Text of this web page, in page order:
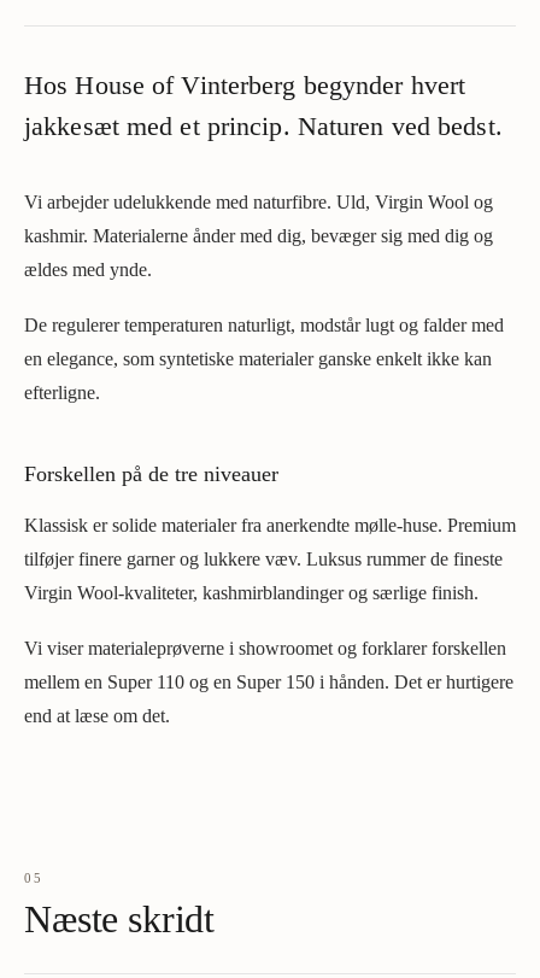
Hos House of Vinterberg begynder hvert
jakkesæt med et princip. Naturen ved bedst.
Vi arbejder udelukkende med naturfibre. Uld, Virgin Wool og
kashmir. Materialerne ånder med dig, bevæger sig med dig og
ældes med ynde.
De regulerer temperaturen naturligt, modstår lugt og falder med
en elegance, som syntetiske materialer ganske enkelt ikke kan
efterligne.
Forskellen på de tre niveauer
Klassisk er solide materialer fra anerkendte mølle-huse. Premium
tilføjer finere garner og lukkere væv. Luksus rummer de fineste
Virgin Wool-kvaliteter, kashmirblandinger og særlige finish.
Vi viser materialeprøverne i showroomet og forklarer forskellen
mellem en Super 110 og en Super 150 i hånden. Det er hurtigere
end at læse om det.
05
Næste skridt